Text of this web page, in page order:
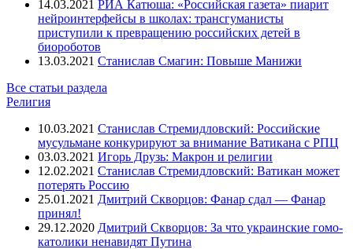
14.03.2021 РИА Катюша: «Российская газета» пиарит
нейроинтерфейсы в школах: трансгуманисты
приступили к превращению российских детей в
биороботов
13.03.2021 Станислав Смагин: Повыше Манижи
Все статьи раздела
Религия
10.03.2021 Станислав Стремидловский: Российские
мусульмане конкурируют за внимание Ватикана с РПЦ
03.03.2021 Игорь Друзь: Макрон и религии
12.02.2021 Станислав Стремидловский: Ватикан может
потерять Россию
25.01.2021 Дмитрий Скворцов: Фанар сдал — Фанар
принял!
29.12.2020 Дмитрий Скворцов: За что украинские гомо-
католики ненавидят Путина